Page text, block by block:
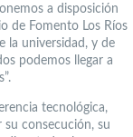
a disposición
de Fomento Los Ríos
la universidad, y de
podemos llegar a
tecnológica,
consecución, su